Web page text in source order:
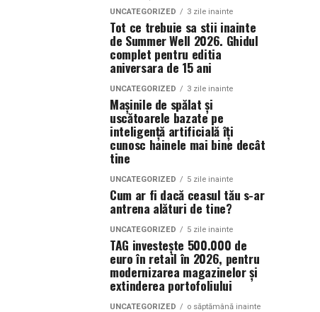
UNCATEGORIZED 3 zile inainte
Tot ce trebuie sa stii inainte
de Summer Well 2026. Ghidul
complet pentru editia
aniversara de 15 ani
UNCATEGORIZED 3 zile inainte
Mașinile de spălat și
uscătoarele bazate pe
inteligență artificială îți
cunosc hainele mai bine decât
tine
UNCATEGORIZED 5 zile inainte
Cum ar fi dacă ceasul tău s-ar
antrena alături de tine?
UNCATEGORIZED 5 zile inainte
TAG investește 500.000 de
euro în retail în 2026, pentru
modernizarea magazinelor și
extinderea portofoliului
UNCATEGORIZED o săptămână inainte